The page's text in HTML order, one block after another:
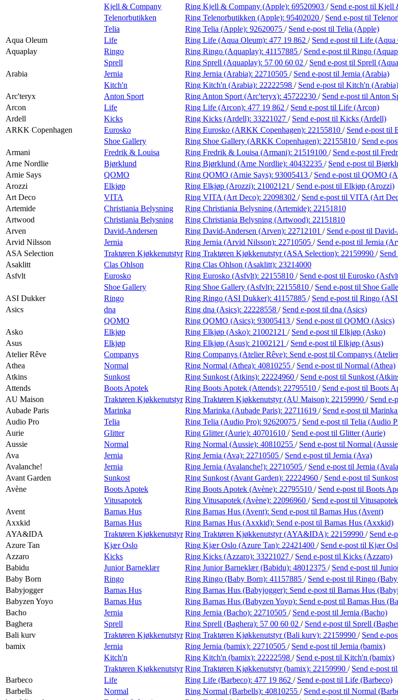
Kjell & Company
Ring Kjell & Company (Apple): 69520903 / Send e-post til Kjell
Telenorbutikken
Ring Telenorbutikken (Apple): 95402020 / Send e-post til
Telia
Ring Telia (Apple): 92620075 / Send e-post til Telia (Apple)
Aqua Oleum
Life Ring Life (Aqua Oleum): 477 19 862 / Send e-post til Life (Aqua
Aquaplay
Ringo Ring Ringo (Aquaplay): 41157885 / Send e-post til Ringo
Sprell
Ring Sprell (Aquaplay): 57 00 60 02 / Send e-post til Sprell
Arabia
Jernia Ring Jernia (Arabia): 22710505 / Send e-post til Jernia (Arabia)
Kitch'n
Ring Kitch'n (Arabia): 22222598 / Send e-post til Kitch'n (Arabia)
Arc'teryx
Anton Sport Ring Anton Sport (Arc'teryx): 45722230 / Send e-post til Anton
Arcon
Life Ring Life (Arcon): 477 19 862 / Send e-post til Life (Arcon)
Ardell
Kicks Ring Kicks (Ardell): 33221027 / Send e-post til Kicks (Ardell)
ARKK Copenhagen
Eurosko Ring Eurosko (ARKK Copenhagen): 22155810 / Send e-post til
Shoe Gallery
Ring Shoe Gallery (ARKK Copenhagen): 22155810 / Send e-
Armani
Fredrik & Louisa Ring Fredrik & Louisa (Armani): 21519100 / Send e-post til
Arne Nordlie
Bjørklund Ring Bjørklund (Arne Nordlie): 40432235 / Send e-post til
Arnie Says
QOMO Ring QOMO (Arnie Says): 93005413 / Send e-post til QOMO
Arozzi
Elkjøp Ring Elkjøp (Arozzi): 21002121 / Send e-post til Elkjøp (Arozzi)
Art Deco
VITA Ring VITA (Art Deco): 22098302 / Send e-post til VITA (Art
Artemide
Christiania Belysning Ring Christiania Belysning (Artemide): 22151810
Artwood
Christiania Belysning Ring Christiania Belysning (Artwood): 22151810
Arven
David-Andersen Ring David-Andersen (Arven): 22712101 / Send e-post til David-
Arvid Nilsson
Jernia Ring Jernia (Arvid Nilsson): 22710505 / Send e-post til Jernia
ASA Selection
Traktøren Kjøkkenutstyr Ring Traktøren Kjøkkenutstyr (ASA Selection): 22159990 / Send
Asaklitt
Clas Ohlson Ring Clas Ohlson (Asaklitt): 23214000
Asfvlt
Eurosko Ring Eurosko (Asfvlt): 22155810 / Send e-post til Eurosko
Shoe Gallery
Ring Shoe Gallery (Asfvlt): 22155810 / Send e-post til Shoe
ASI Dukker
Ringo Ring Ringo (ASI Dukker): 41157885 / Send e-post til Ringo
Asics
dna Ring dna (Asics): 22228558 / Send e-post til dna (Asics)
QOMO
Ring QOMO (Asics): 93005413 / Send e-post til QOMO (Asics)
Asko
Elkjøp Ring Elkjøp (Asko): 21002121 / Send e-post til Elkjøp (Asko)
Asus
Elkjøp Ring Elkjøp (Asus): 21002121 / Send e-post til Elkjøp (Asus)
Atelier Rêve
Companys Ring Companys (Atelier Rêve): Send e-post til Companys
Athea
Normal Ring Normal (Athea): 40810255 / Send e-post til Normal (Athea)
Atkins
Sunkost Ring Sunkost (Atkins): 22224960 / Send e-post til Sunkost
Attends
Boots Apotek Ring Boots Apotek (Attends): 22795510 / Send e-post til Boots
AU Maison
Traktøren Kjøkkenutstyr Ring Traktøren Kjøkkenutstyr (AU Maison): 22159990 / Send e-
Aubade Paris
Marinka Ring Marinka (Aubade Paris): 22711619 / Send e-post til
Audio Pro
Telia Ring Telia (Audio Pro): 92620075 / Send e-post til Telia (Audio
Aurie
Glitter Ring Glitter (Aurie): 40701610 / Send e-post til Glitter (Aurie)
Aussie
Normal Ring Normal (Aussie): 40810255 / Send e-post til Normal
Ava
Jernia Ring Jernia (Ava): 22710505 / Send e-post til Jernia (Ava)
Avalanche!
Jernia Ring Jernia (Avalanche!): 22710505 / Send e-post til Jernia
Avant Garden
Sunkost Ring Sunkost (Avant Garden): 22224960 / Send e-post til
Avène
Boots Apotek Ring Boots Apotek (Avène): 22795510 / Send e-post til Boots
Vitusapotek
Ring Vitusapotek (Avène): 22096960 / Send e-post til
Avent
Barnas Hus Ring Barnas Hus (Avent): Send e-post til Barnas Hus (Avent)
Axxkid
Barnas Hus Ring Barnas Hus (Axxkid): Send e-post til Barnas Hus (Axxkid)
AYA&IDA
Traktøren Kjøkkenutstyr Ring Traktøren Kjøkkenutstyr (AYA&IDA): 22159990 / Send e-
Azure Tan
Kjær Oslo Ring Kjær Oslo (Azure Tan): 22421400 / Send e-post til Kjær
Azzaro
Kicks Ring Kicks (Azzaro): 33221027 / Send e-post til Kicks (Azzaro)
Babidu
Junior Barneklær Ring Junior Barneklær (Babidu): 48012375 / Send e-post til
Baby Born
Ringo Ring Ringo (Baby Born): 41157885 / Send e-post til Ringo
Babyjogger
Barnas Hus Ring Barnas Hus (Babyjogger): Send e-post til Barnas Hus
Babyzen Yoyo
Barnas Hus Ring Barnas Hus (Babyzen Yoyo): Send e-post til Barnas Hus
Bacho
Jernia Ring Jernia (Bacho): 22710505 / Send e-post til Jernia (Bacho)
Baghera
Sprell Ring Sprell (Baghera): 57 00 60 02 / Send e-post til Sprell
Bali kurv
Traktøren Kjøkkenutstyr Ring Traktøren Kjøkkenutstyr (Bali kurv): 22159990 / Send e-
bamix
Jernia Ring Jernia (bamix): 22710505 / Send e-post til Jernia (bamix)
Kitch'n
Ring Kitch'n (bamix): 22222598 / Send e-post til Kitch'n (bamix)
Traktøren Kjøkkenutstyr Ring Traktøren Kjøkkenutstyr (bamix): 22159990 / Send e-post
Barbeco
Life Ring Life (Barbeco): 477 19 862 / Send e-post til Life (Barbeco)
Barbells
Normal Ring Normal (Barbells): 40810255 / Send e-post til Normal